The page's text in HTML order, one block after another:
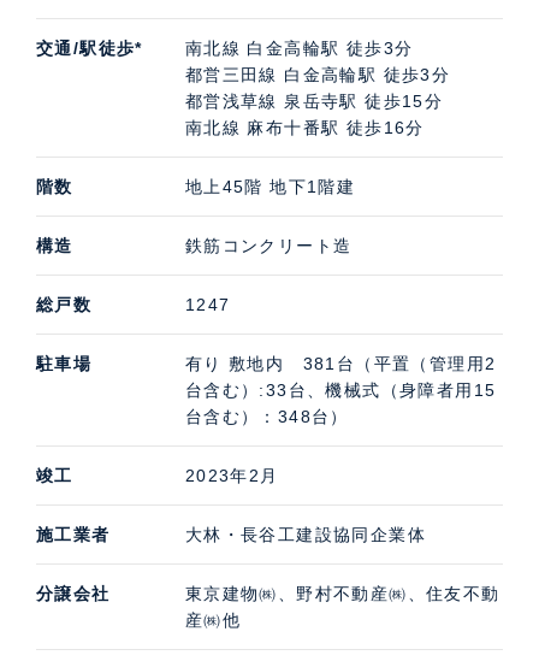
ご相談は、高級不動産の取扱いに特化したケン・コーポ
レーションにお任せください。賃貸担当は国内部、売買
担当は住宅営業部です。白金ザ・スカイの募集（貸す・
売る）に際しての価格・賃料などお気軽にご連絡いただ
当社売買契約実績（2022年1月～2024年4月）
価格と時期を掲示いたします。（部屋号・階数などは非
16,000万円（2023年2月）、26,000万円（2023年3
月）、25,000万円（2023年3月）、22,600万円（2023年
3月）、83,000万円（2023年4月）、19,700万円（2023
年5月）、11,500万円（2023年6月）、15,850万円
万円（2023年10月）、14,980万円（2023年10月）
交通/駅徒歩*
南北線 白金高輪駅 徒歩3分
都営三田線 白金高輪駅 徒歩3分
都営浅草線 泉岳寺駅 徒歩15分
南北線 麻布十番駅 徒歩16分
階数 地上45階 地下1階建
構造 鉄筋コンクリート造
総戸数 1247
駐車場
有り 敷地内 381台（平置（管理用2
台含む）:33台、機械式（身障者用15
台含む）：348台）
竣工 2023年2月
施工業者 大林・長谷工建設協同企業体
分譲会社
東京建物㈱、野村不動産㈱、住友不動
産㈱他